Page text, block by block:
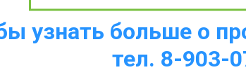
узнать больше о
тел. 8-903-